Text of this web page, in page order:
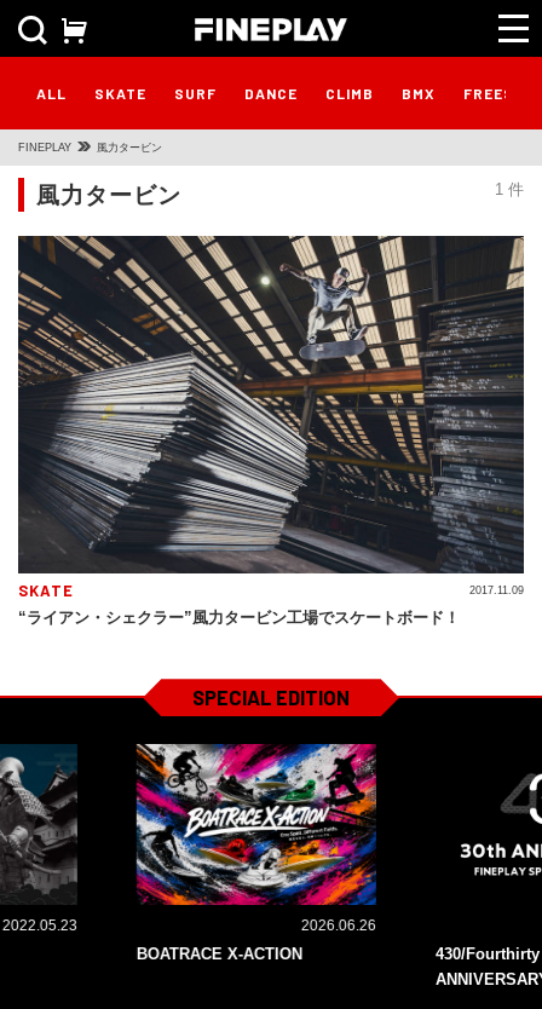
ALL SKATE SURF DANCE CLIMB BMX
FINEPLAY 風力タービン
1 件
風力タービン
SKATE
“ライアン・シェクラー”風力タービン工場でスケートボード！
2017.11.09
SPECIAL EDITION
2022.05.23 2026.06.26
BOATRACE X-ACTION
430/